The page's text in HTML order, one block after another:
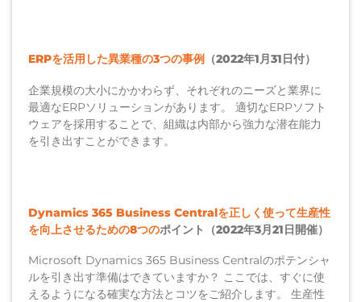
ERPを活用した異業種の3つの事例 （2022年1月31日付）
企業規模の大小にかかわらず、それぞれのニーズと業界に
最適なERPソリューションがあります。 適切なERPソフト
ウェアを採用することで、組織は内部から強力な潜在能力
を引き出すことができます。
Dynamics 365 Business Centralを正しく使って生産性
を向上させるための8つのポイント（2022年3月21日開催）
Microsoft Dynamics 365 Business Centralのポテンシャ
ルを引き出す準備はできていますか？ ここでは、すぐに使
えるようになる確実な方法とコツをご紹介します。 生産性